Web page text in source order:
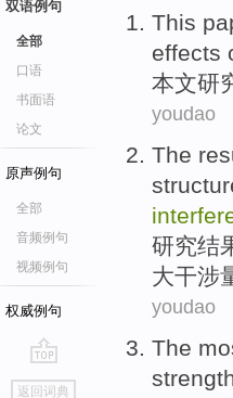
双语例句
全部
口语
书面语
论文
原声例句
全部
音频例句
视频例句
权威例句
go
返回词典
This
effects
本文研
youdao
The
研究结
大干涉
youdao
The